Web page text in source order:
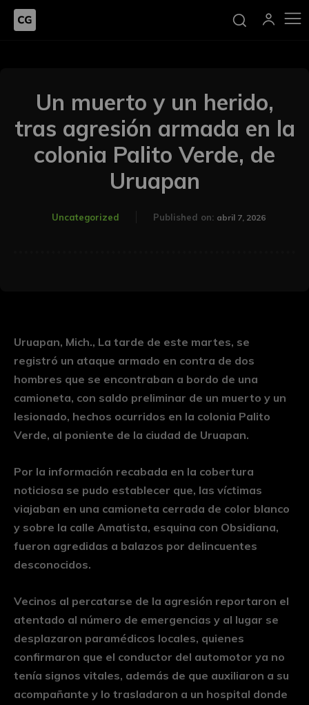
Un muerto y un herido,
tras agresión armada en la
colonia Palito Verde, de
Uruapan
Uncategorized Published on: abril 7, 2026
Uruapan, Mich., La tarde de este martes, se
registró un ataque armado en contra de dos
hombres que se encontraban a bordo de una
camioneta, con saldo preliminar de un muerto y un
lesionado, hechos ocurridos en la colonia Palito
Verde, al poniente de la ciudad de Uruapan.
Por la información recabada en la cobertura
noticiosa se pudo establecer que, las víctimas
viajaban en una camioneta cerrada de color blanco
y sobre la calle Amatista, esquina con Obsidiana,
fueron agredidas a balazos por delincuentes
desconocidos.
Vecinos al percatarse de la agresión reportaron el
atentado al número de emergencias y al lugar se
desplazaron paramédicos locales, quienes
confirmaron que el conductor del automotor ya no
tenía signos vitales, además de que auxiliaron a su
acompañante y lo trasladaron a un hospital donde